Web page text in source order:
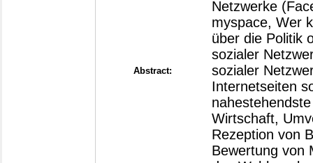
Abstract:
Netzwerke
myspace, Wer
über die Politik
sozialer
sozialer
Internetseiten
Wirtschaft,
Rezeption von
Bewertung von